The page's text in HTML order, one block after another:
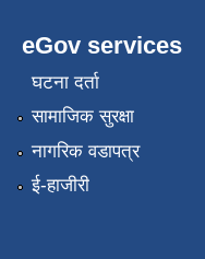
eGov services
घटना दर्ता
सामाजिक सुरक्षा
नागरिक वडापत्र
ई-हाजीरी